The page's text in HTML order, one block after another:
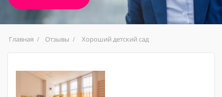
Главная Отзывы Хороший детский сад